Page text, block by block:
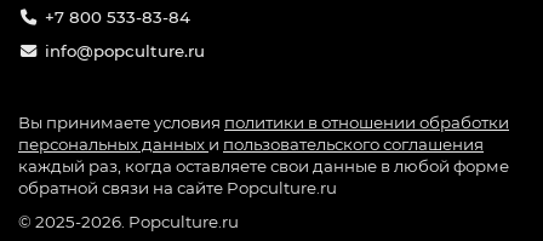
+7 800 533-83-84
info@popculture.ru
Вы принимаете условия политики в отношении обработки
персональных данных и пользовательского соглашения
каждый раз, когда оставляете свои данные в любой форме
обратной связи на сайте Popculture.ru
© 2025-2026. Popculture.ru